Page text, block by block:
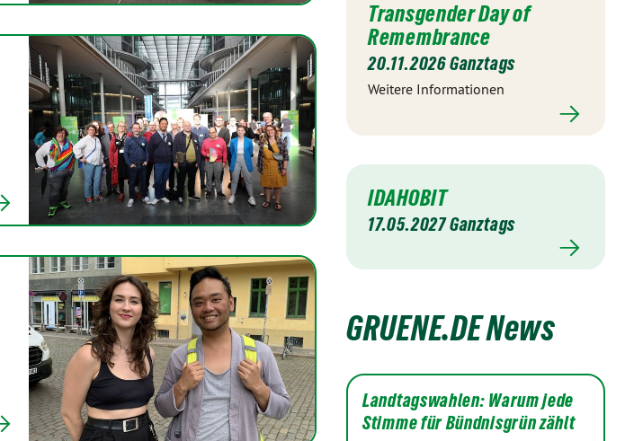
Transgender Day of
Remembrance
20.11.2026 Ganztags
Weitere Informationen
IDAHOBIT
17.05.2027 Ganztags
GRUENE.DE News
Landtagswahlen: Warum jede
Stimme für Bündnisgrün zählt